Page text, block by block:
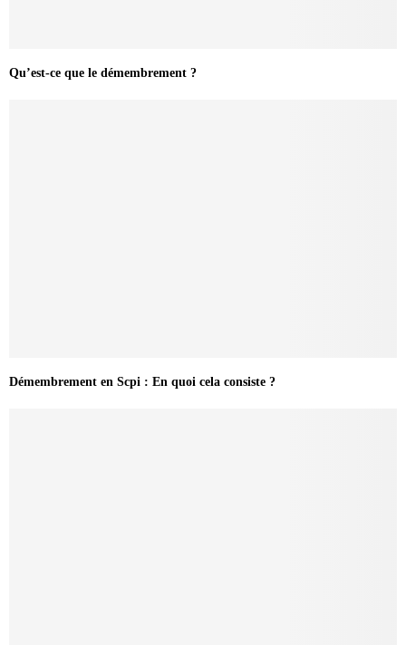
Qu’est-ce que le démembrement ?
Démembrement en Scpi : En quoi cela consiste ?